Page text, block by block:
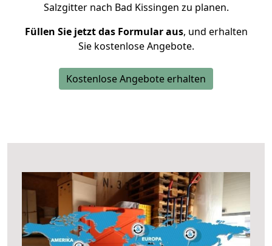
Salzgitter nach Bad Kissingen zu planen.
Füllen Sie jetzt das Formular aus, und erhalten
Sie kostenlose Angebote.
Kostenlose Angebote erhalten